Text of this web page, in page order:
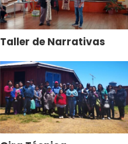
Taller de Narrativas